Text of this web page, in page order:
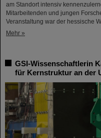
am Standort intensiv
Mitarbeitenden und jungen
Veranstaltung war der hessische
Mehr »
GSI-Wissenschaftlerin
für Kernstruktur an der